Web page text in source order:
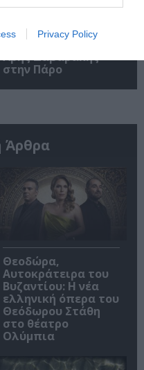
Privacy Policy
Ευανθία
Ρεμπούτσικα και
Άρης Δαβαράκης
στην Πάρο
Άρθρα
Θεοδώρα,
Αυτοκράτειρα του
Βυζαντίου: Η νέα
ελληνική όπερα του
Θεόδωρου Στάθη
στο θέατρο
Ολύμπια